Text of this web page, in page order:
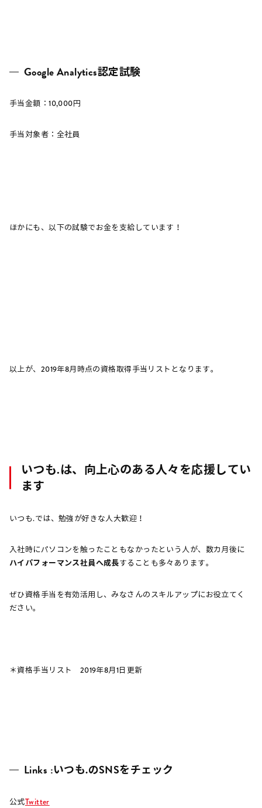
Google Analytics認定試験
手当金額：10,000円
手当対象者：全社員
ほかにも、以下の試験でお金を支給しています！
以上が、2019年8月時点の資格取得手当リストとなります。
いつも.は、向上心のある人々を応援してい
ます
いつも.では、勉強が好きな人大歓迎！
入社時にパソコンを触ったこともなかったという人が、数カ月後に
ハイパフォーマンス社員へ成長することも多々あります。
ぜひ資格手当を有効活用し、みなさんのスキルアップにお役立てく
ださい。
＊資格手当リスト 2019年8月1日更新
Links :いつも.のSNSをチェック
公式Twitter